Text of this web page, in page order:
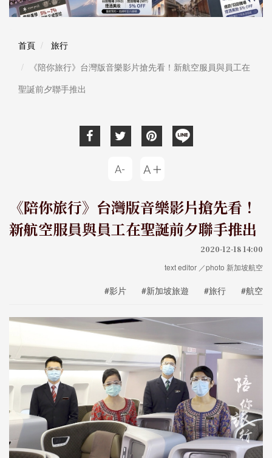
首頁
旅行
《陪你旅行》台灣版音樂影片搶先看！新航空服員與員工在
聖誕前夕聯手推出
《陪你旅行》台灣版音樂影片搶先看！
新航空服員與員工在聖誕前夕聯手推出
2020-12-18 14:00
text editor ／photo 新加坡航空
#影片 #新加坡旅遊 #旅行 #航空